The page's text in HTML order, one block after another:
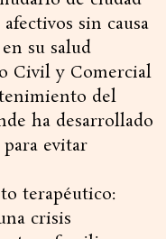
sin causa
su salud
Civil y Comercial
del
ha desarrollado
evitar
terapéutico:
crisis